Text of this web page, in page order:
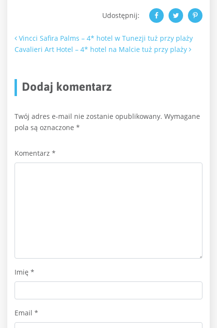
Udostępnij:
Nawigacja po artykułach
Vincci Safira Palms – 4* hotel w Tunezji tuż przy plaży
Cavalieri Art Hotel – 4* hotel na Malcie tuż przy plaży
Dodaj komentarz
Twój adres e-mail nie zostanie opublikowany. Wymagane
pola są oznaczone *
Komentarz *
Imię *
Email *